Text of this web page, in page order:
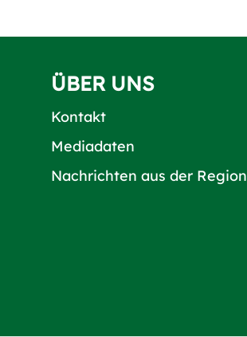
ÜBER UNS
Kontakt
Mediadaten
Nachrichten aus der Region